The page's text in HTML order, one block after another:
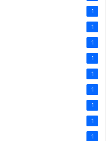
1
1
1
1
1
1
1
1
1